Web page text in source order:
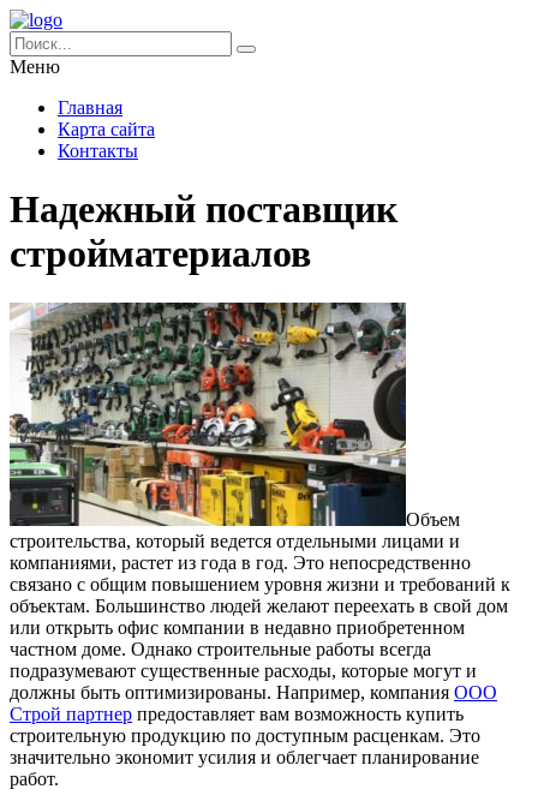
Меню
Главная
Карта сайта
Контакты
Надежный поставщик
стройматериалов
Объем
строительства, который ведется отдельными лицами и
компаниями, растет из года в год. Это непосредственно
связано с общим повышением уровня жизни и требований к
объектам. Большинство людей желают переехать в свой дом
или открыть офис компании в недавно приобретенном
частном доме. Однако строительные работы всегда
подразумевают существенные расходы, которые могут и
должны быть оптимизированы. Например, компания ООО
Строй партнер предоставляет вам возможность купить
строительную продукцию по доступным расценкам. Это
значительно экономит усилия и облегчает планирование
работ.